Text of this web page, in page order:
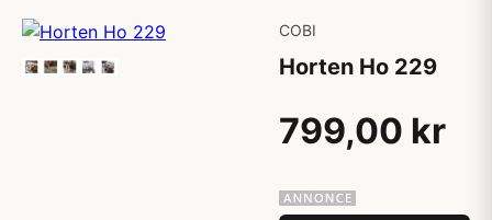
COBI
Horten Ho 229
799,00 kr